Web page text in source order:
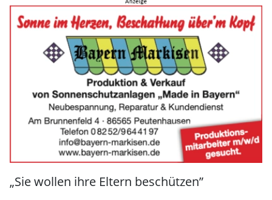
„Sie wollen ihre Eltern beschützen”